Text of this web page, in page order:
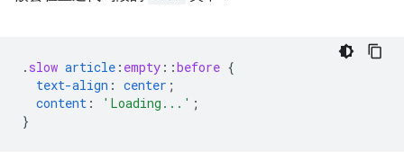
. slow article : empty ::before {
text-align : center ;
content : 'Loading...' ;
}